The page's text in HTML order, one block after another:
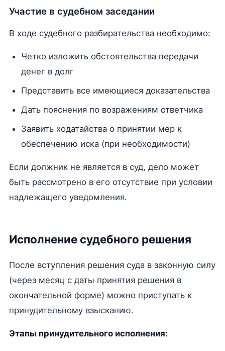
Участие в судебном заседании
В ходе судебного разбирательства необходимо:
Четко изложить обстоятельства передачи
денег в долг
Представить все имеющиеся доказательства
Дать пояснения по возражениям ответчика
Заявить ходатайства о принятии мер к
обеспечению иска (при необходимости)
Если должник не является в суд, дело может
быть рассмотрено в его отсутствие при условии
надлежащего уведомления.
Исполнение судебного решения
После вступления решения суда в законную силу
(через месяц с даты принятия решения в
окончательной форме) можно приступать к
принудительному взысканию.
Этапы принудительного исполнения: